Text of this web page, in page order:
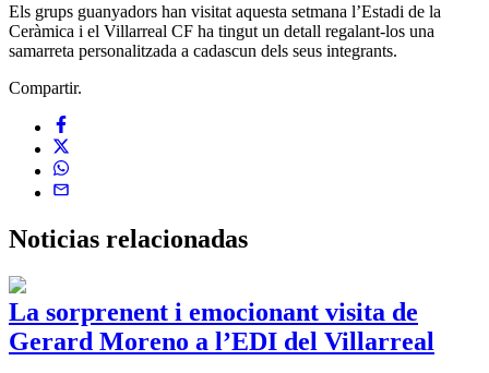
Els grups guanyadors han visitat aquesta setmana l’Estadi de la
Ceràmica i el Villarreal CF ha tingut un detall regalant-los una
samarreta personalitzada a cadascun dels seus integrants.
Compartir.
Noticias relacionadas
La sorprenent i emocionant visita de
Gerard Moreno a l’EDI del Villarreal